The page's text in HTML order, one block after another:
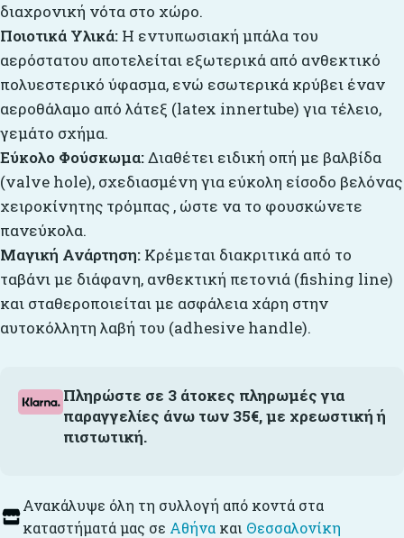
διαχρονική νότα στο χώρο.
Ποιοτικά Υλικά: Η εντυπωσιακή μπάλα του
αερόστατου αποτελείται εξωτερικά από ανθεκτικό
πολυεστερικό ύφασμα, ενώ εσωτερικά κρύβει έναν
αεροθάλαμο από λάτεξ (latex innertube) για τέλειο,
γεμάτο σχήμα.
Εύκολο Φούσκωμα:Διαθέτει ειδική οπή με βαλβίδα
(valve hole), σχεδιασμένη για εύκολη είσοδο βελόνας
χειροκίνητης τρόμπας , ώστε να το φουσκώνετε
πανεύκολα.
Μαγική Ανάρτηση: Κρέμεται διακριτικά από το
ταβάνι με διάφανη, ανθεκτική πετονιά (fishing line)
και σταθεροποιείται με ασφάλεια χάρη στην
αυτοκόλλητη λαβή του (adhesive handle).
Πληρώστε σε 3 άτοκες πληρωμές για
παραγγελίες άνω των 35€, με χρεωστική ή
πιστωτική.
Ανακάλυψε όλη τη συλλογή από κοντά στα
καταστήματά μας σε Αθήνα και Θεσσαλονίκη